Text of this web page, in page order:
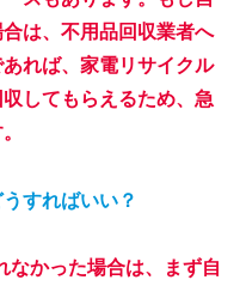
は、 不用品回収業者へ
れば、家電リサイクル
してもらえるため、急
すればいい？
なかった場合は、まず自